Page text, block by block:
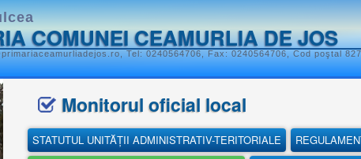
COMUNEI CEAMURLIA DE JOS
Tel: 0240564706, Fax: 0240564706, Cod poştal
Monitorul oficial local
STATUTUL UNITĂȚII ADMINISTRATIV-TERITORIALE